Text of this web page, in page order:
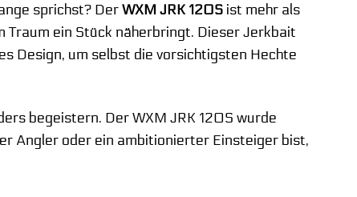
sprichst? DerWXM JRK 120Sist mehr als
Traum ein Stück näherbringt. Dieser Jerkbait
Design, um selbst die vorsichtigsten Hechte
begeistern. Der WXM JRK 120S wurde
Angler oder ein ambitionierter Einsteiger bist,